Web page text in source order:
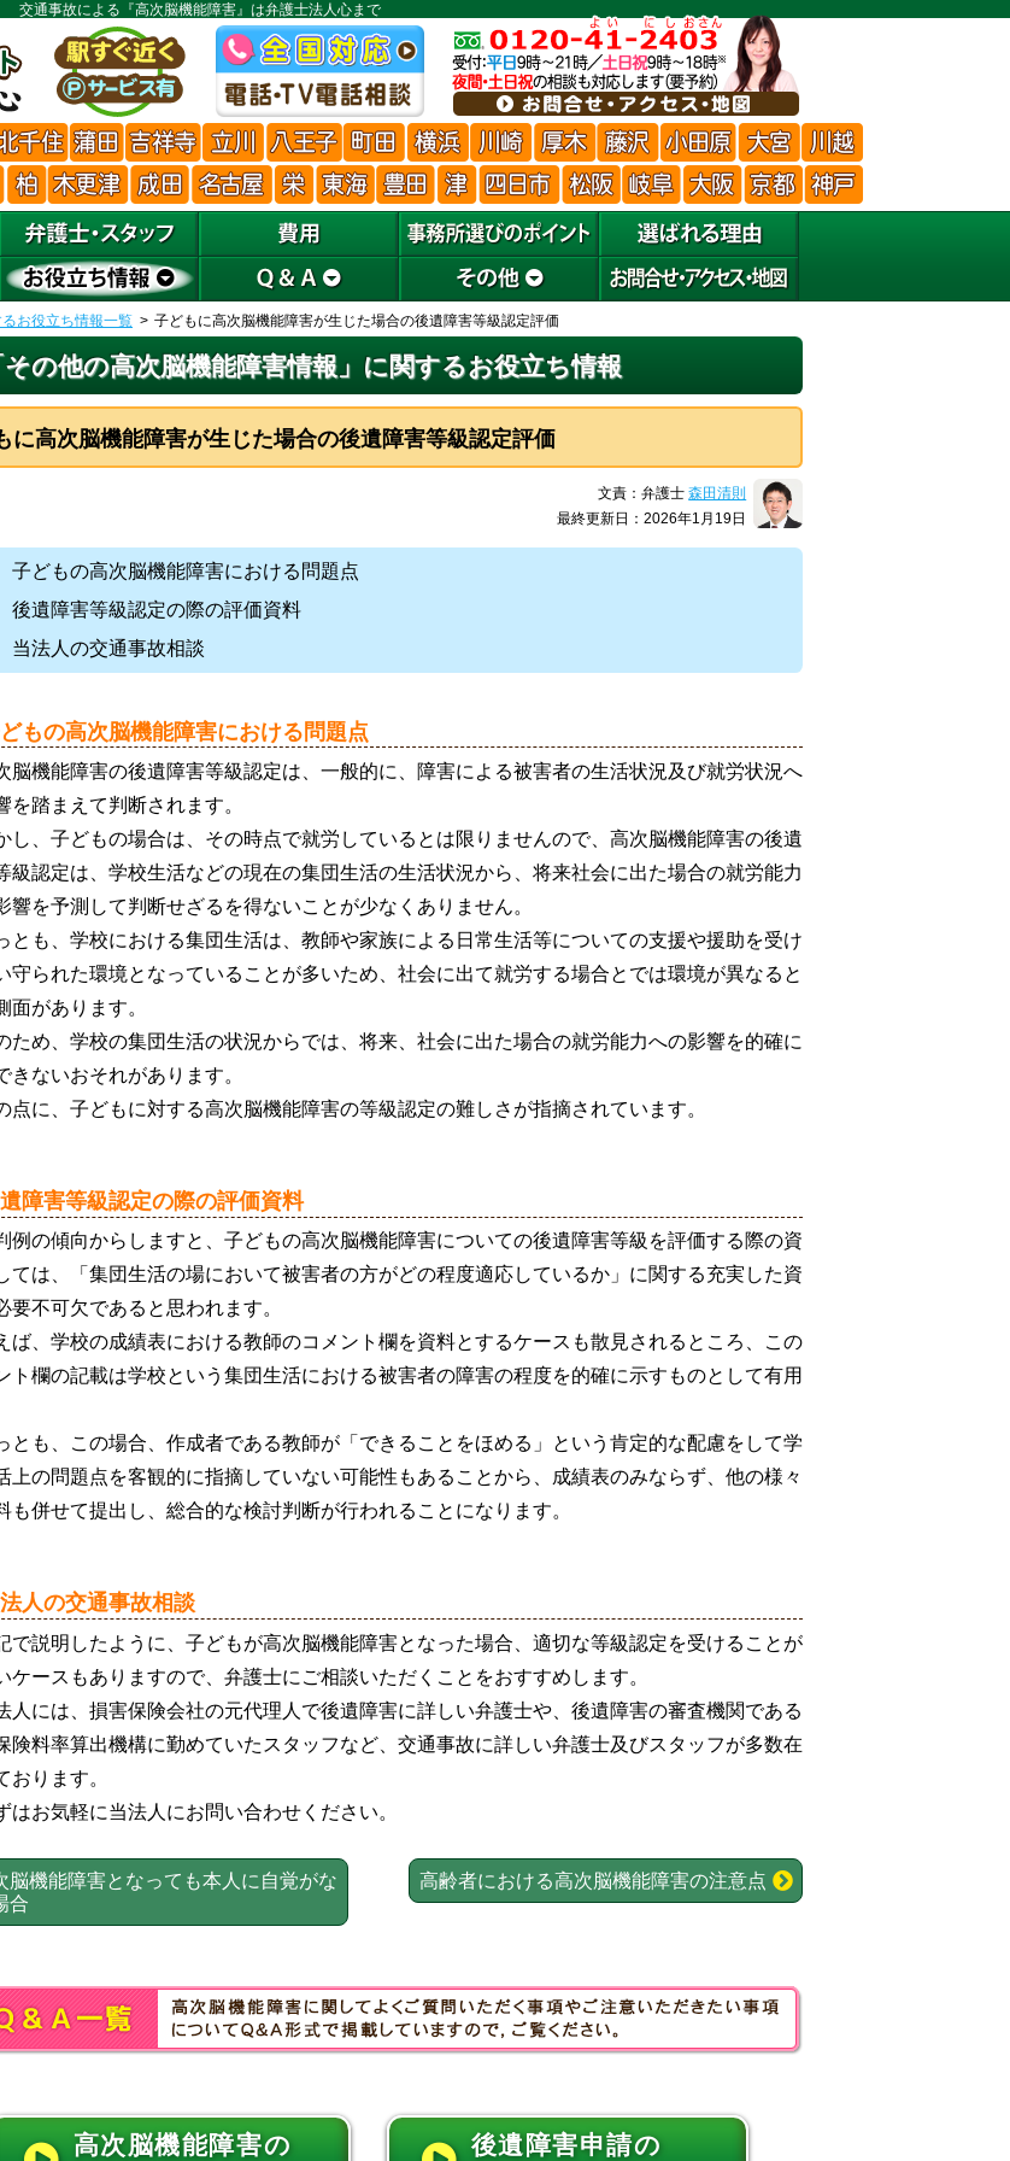
交通事故による『高次脳機能障害』は弁護士法人心まで
お役立ち情報一覧 子どもに高次脳機能障害が生じた場合の後遺障害等級認定評価
その他の高次脳機能障害情報」に関するお役立ち情報
に高次脳機能障害が生じた場合の後遺障害等級認定評価
文責：弁護士森田清則
最終更新日：2026年1月19日
どもの高次脳機能障害における問題点
後遺障害等級認定の際の評価資料
当法人の交通事故相談
もの高次脳機能障害における問題点
脳機能障害の後遺障害等級認定は、一般的に、障害による被害者の生活状況及び就労状況へ
を踏まえて判断されます。
し、子どもの場合は、その時点で就労しているとは限りませんので、高次脳機能障害の後遺
級認定は、学校生活などの現在の集団生活の生活状況から、将来社会に出た場合の就労能力
響を予測して判断せざるを得ないことが少なくありません。
とも、学校における集団生活は、教師や家族による日常生活等についての支援や援助を受け
守られた環境となっていることが多いため、社会に出て就労する場合とでは環境が異なると
面があります。
ため、学校の集団生活の状況からでは、将来、社会に出た場合の就労能力への影響を的確に
きないおそれがあります。
点に、子どもに対する高次脳機能障害の等級認定の難しさが指摘されています。
障害等級認定の際の評価資料
例の傾向からしますと、子どもの高次脳機能障害についての後遺障害等級を評価する際の資
ては、「集団生活の場において被害者の方がどの程度適応しているか」に関する充実した資
要不可欠であると思われます。
ば、学校の成績表における教師のコメント欄を資料とするケースも散見されるところ、この
ト欄の記載は学校という集団生活における被害者の障害の程度を的確に示すものとして有用
とも、この場合、作成者である教師が「できることをほめる」という肯定的な配慮をして学
上の問題点を客観的に指摘していない可能性もあることから、成績表のみならず、他の様々
も併せて提出し、総合的な検討判断が行われることになります。
人の交通事故相談
で説明したように、子どもが高次脳機能障害となった場合、適切な等級認定を受けることが
ケースもありますので、弁護士にご相談いただくことをおすすめします。
人には、損害保険会社の元代理人で後遺障害に詳しい弁護士や、後遺障害の審査機関である
険料率算出機構に勤めていたスタッフなど、交通事故に詳しい弁護士及びスタッフが多数在
おります。
はお気軽に当法人にお問い合わせください。
脳機能障害となっても本人に自覚がな
合
高齢者における高次脳機能障害の注意点
高次脳機能障害の 後遺障害申請の